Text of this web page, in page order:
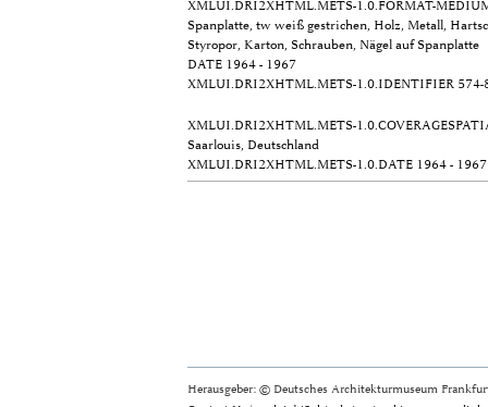
XMLUI.DRI2XHTML.METS-1.0.FORMAT-
Spanplatte, tw weiß gestrichen, Holz, Metall,
Styropor, Karton, Schrauben, Nägel auf Spanplatte
DATE 1964 - 1967
XMLUI.DRI2XHTML.METS-1.0.IDENTIFIER 574-
XMLUI.DRI2XHTML.METS-
Saarlouis, Deutschland
XMLUI.DRI2XHTML.METS-1.0.DATE 1964 - 1967
Herausgeber: © Deutsches Architekturmuseum